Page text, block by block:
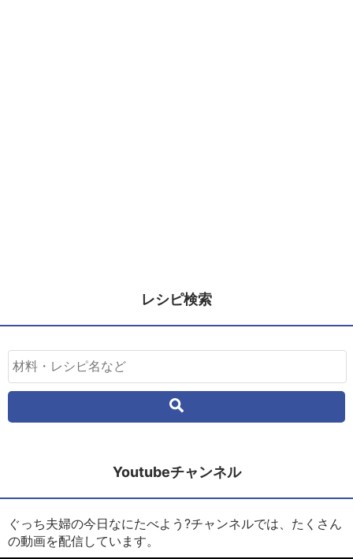
レシピ検索
Youtubeチャンネル
ぐっち夫婦の今日なにたべよう?チャンネルでは、たくさん
の動画を配信しています。